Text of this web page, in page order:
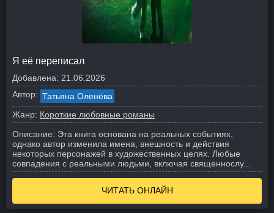
Я её переписал
Добавлена: 21.06.2026
Автор: Татьяна Оленёва
Жанр: Короткие любовные романы
Описание: Эта книга основана на реальных событиях,
однако автор изменила имена, внешность и действия
некоторых персонажей в художественных целях. Любые
совпадения с реальными людьми, включая священнослу...
ЧИТАТЬ ОНЛАЙН